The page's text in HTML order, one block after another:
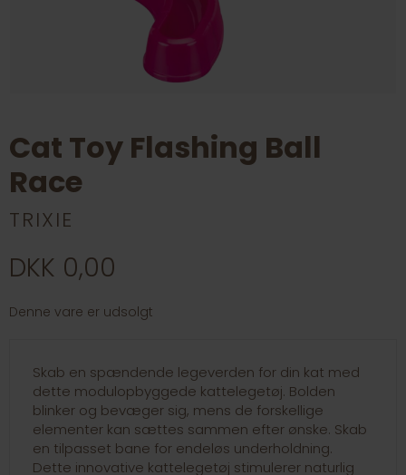
Cat Toy Flashing Ball
Race
TRIXIE
DKK 0,00
Denne vare er udsolgt
Skab en spændende legeverden for din kat med
dette modulopbyggede kattelegetøj. Bolden
blinker og bevæger sig, mens de forskellige
elementer kan sættes sammen efter ønske. Skab
en tilpasset bane for endeløs underholdning.
Dette innovative kattelegetøj stimulerer naturlig